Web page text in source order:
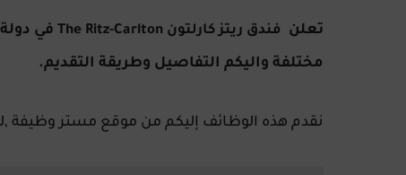
تعلن فندق ريتز كارلتون The Ritz-Carlton في
مختلفة واليكم التفاصيل وطريقة التقديم.
نقدم هذه الوظائف إليكم من موقع مستر وظيفة